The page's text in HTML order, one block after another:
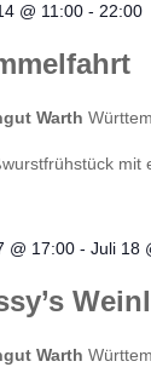
@ 11:00 - 22:00
Warth
mit
@ 17:00 -Juli 18
Warth